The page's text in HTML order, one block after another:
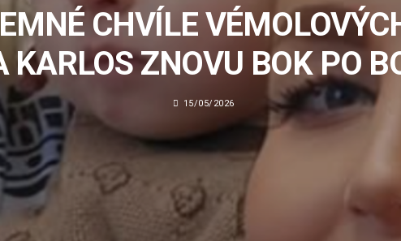
CHVÍLE
KARLOS ZNOVU BOK PO
15/05/2026